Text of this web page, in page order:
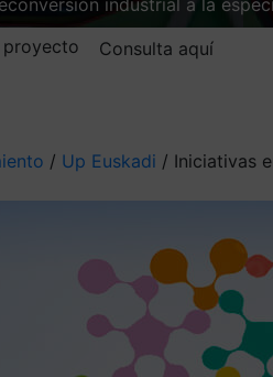
industrial a la
proyecto
Consulta aquí
/ Up Euskadi / Iniciativas